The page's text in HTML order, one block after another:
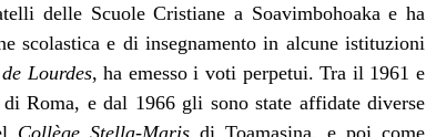
delle Scuole Cristiane a Soavimbohoaka e ha
scolastica e di insegnamento in alcune istituzioni
Lourdes, ha emesso i voti perpetui.Tra il 1961 e
Roma, e dal 1966 gli sono state affidate diverse
Collège Stella-Marisdi Toamasina, e poi come